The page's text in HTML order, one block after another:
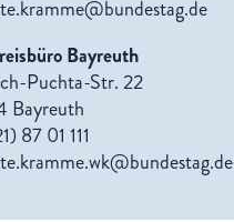
Bayreuth
Puchta-Str. 22
Bayreuth
87 01 111